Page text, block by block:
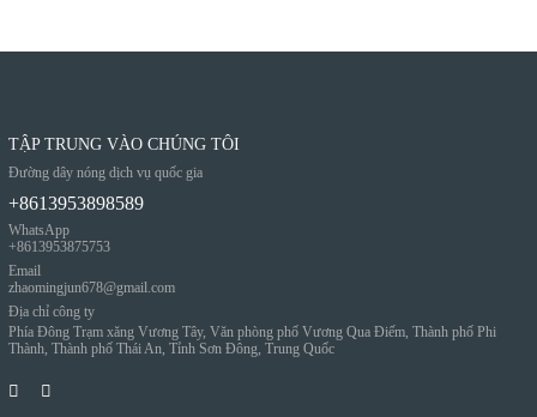
TẬP TRUNG VÀO CHÚNG TÔI
Đường dây nóng dịch vụ quốc gia
+8613953898589
WhatsApp
+8613953875753
Email
zhaomingjun678@gmail.com
Địa chỉ công ty
Phía Đông Trạm xăng Vương Tây, Văn phòng phố Vương Qua Điếm, Thành phố Phi
Thành, Thành phố Thái An, Tỉnh Sơn Đông, Trung Quốc